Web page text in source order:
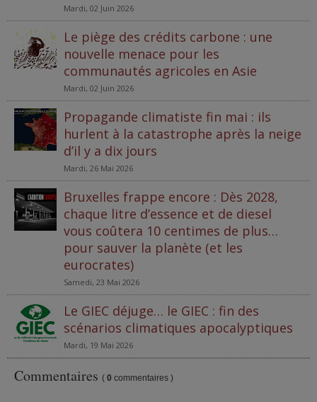
Mardi, 02 Juin 2026
Le piège des crédits carbone : une
nouvelle menace pour les
communautés agricoles en Asie
Mardi, 02 Juin 2026
Propagande climatiste fin mai : ils
hurlent à la catastrophe après la neige
d’il y a dix jours
Mardi, 26 Mai 2026
Bruxelles frappe encore : Dès 2028,
chaque litre d’essence et de diesel
vous coûtera 10 centimes de plus…
pour sauver la planète (et les
eurocrates)
Samedi, 23 Mai 2026
Le GIEC déjuge… le GIEC : fin des
scénarios climatiques apocalyptiques
Mardi, 19 Mai 2026
Commentaires ( 0 commentaires )